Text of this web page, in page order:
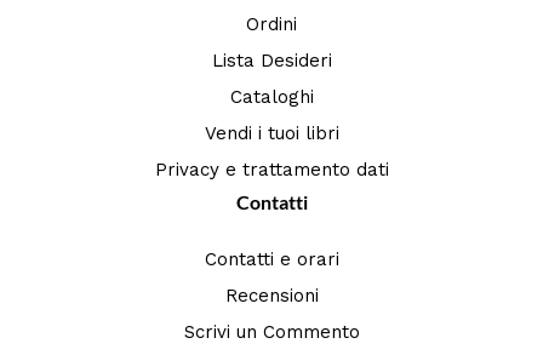
Ordini
Lista Desideri
Cataloghi
Vendi i tuoi libri
Privacy e trattamento dati
Contatti
Contatti e orari
Recensioni
Scrivi un Commento